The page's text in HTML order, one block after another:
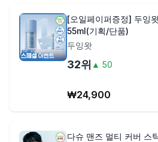
[오일페이퍼증정] 두잉
55ml(기획/단품)
두잉왓
32위 ▲ 50
₩24,900
다슈 맨즈 멀티 커버 스